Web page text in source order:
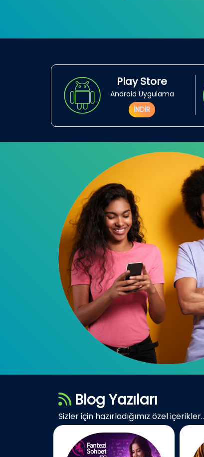
Play Store
Android Uygulama
İNDİR
Blog Yazıları
Sizler için hazırladığımız özel içerikler..